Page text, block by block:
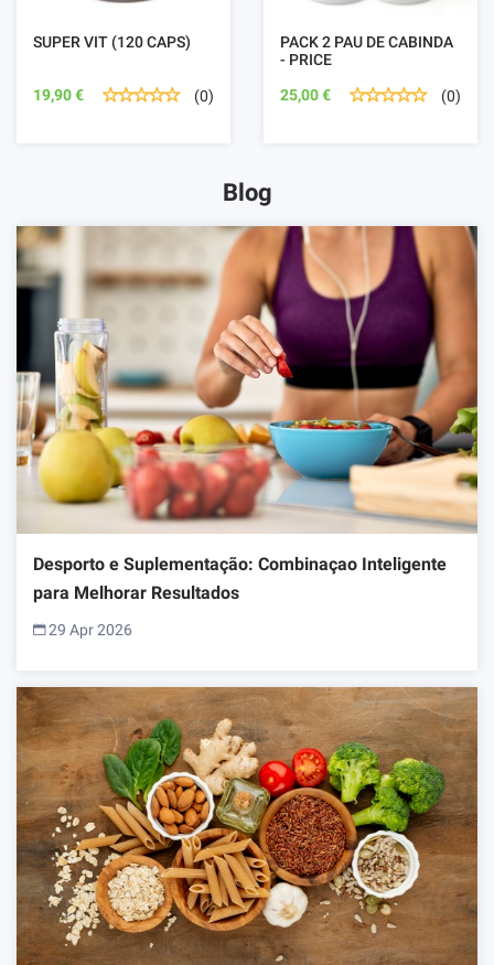
SUPER VIT (120 CAPS)
19,90 € (0)
PACK 2 PAU DE CABINDA
- PRICE
25,00 €
(0)
Blog
Desporto e Suplementação: Combinaçao Inteligente
para Melhorar Resultados
29 Apr 2026